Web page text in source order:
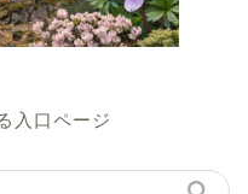
入口ページ